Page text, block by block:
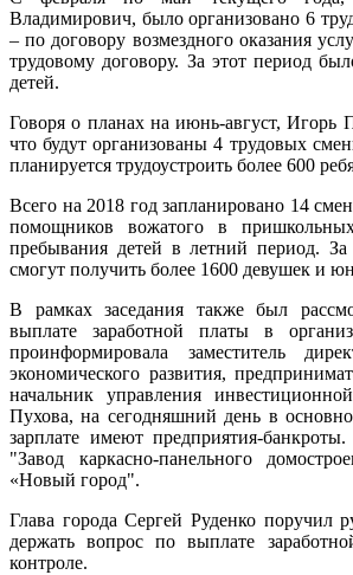
Владимирович, было организовано 6
– по договору возмездного оказания
трудовому договору. За этот период
детей.
Говоря о планах на июнь-август, Игорь
что будут организованы 4 трудовых
планируется трудоустроить более 600
Всего на 2018 год запланировано 14
помощников вожатого в
пребывания детей в летний период. За
смогут получить более 1600 девушек и
В рамках заседания также был
выплате заработной платы в
проинформировала заместитель
экономического развития,
начальник управления
Пухова, на сегодняшний день в
зарплате имеют предприятия-
"Завод каркасно-панельного
«Новый город".
Глава города Сергей Руденко поручил
держать вопрос по выплате
контроле.